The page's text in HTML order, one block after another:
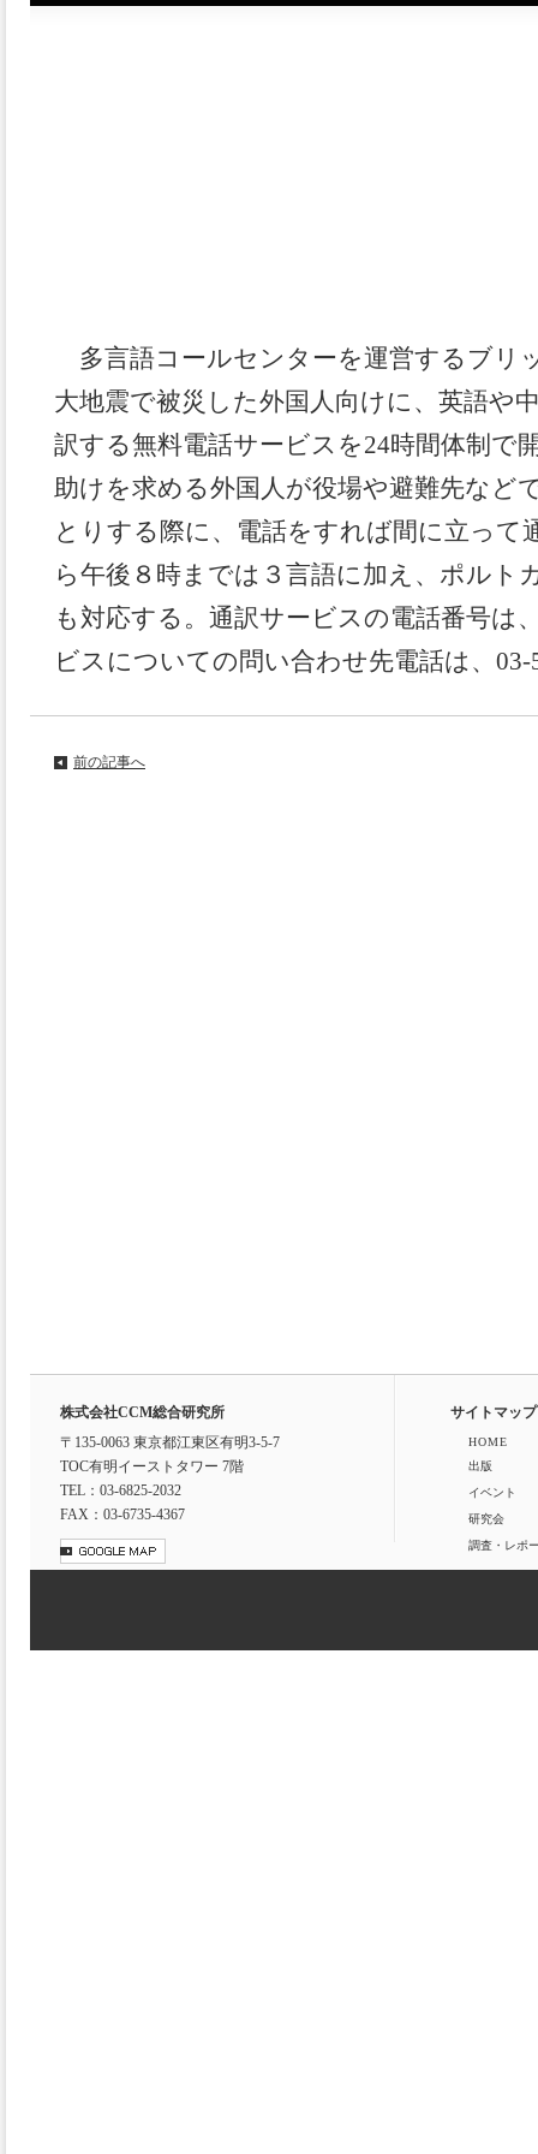
多言語コールセンターを運営するブリ
大地震で被災した外国人向けに、英語や
訳する無料電話サービスを24時間体制で
助けを求める外国人が役場や避難先など
とりする際に、電話をすれば間に立って
ら午後８時までは３言語に加え、ポルト
も対応する。通訳サービスの電話番号は
ビスについての問い合わせ先電話は、03-
前の記事へ
株式会社CCM総合研究所
〒135-0063 東京都江東区有明3-5-7
TOC有明イーストタワー 7階
TEL：03-6825-2032
FAX：03-6735-4367
サイトマップ
HOME
出版
イベント
研究会
調査・レポ